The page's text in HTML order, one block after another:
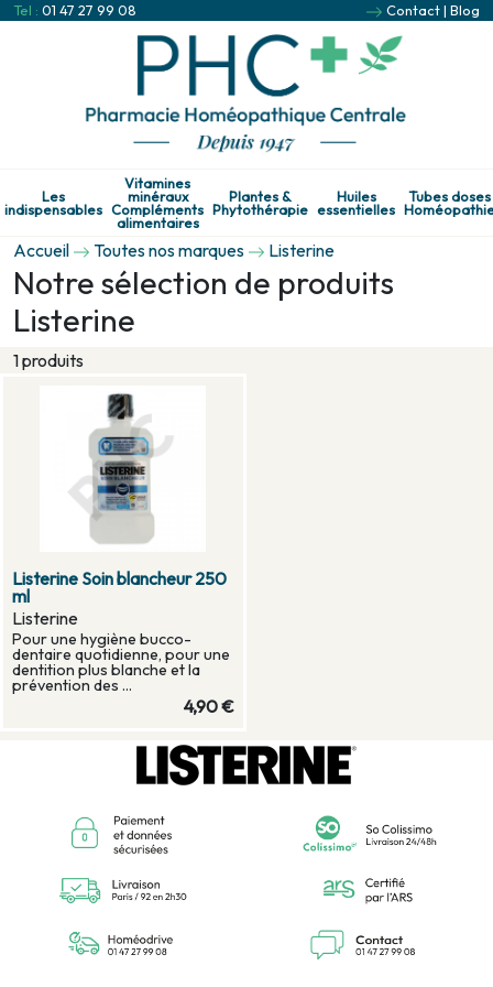
Tel : 01 47 27 99 08 Contact| Blog
Les
indispensables
Vitamines
minéraux
Compléments
alimentaires
Plantes &
Phytothérapie
Huiles
essentielles
Tubes doses
Accueil Toutes nos marques Listerine
Notre sélection de produits
Listerine
1 produits
Listerine Soin blancheur 250
ml
Listerine
Pour une hygiène bucco-
dentaire quotidienne, pour une
dentition plus blanche et la
prévention des ...
4,90 €